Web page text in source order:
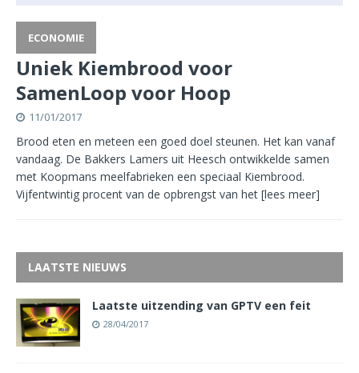
ECONOMIE
Uniek Kiembrood voor
SamenLoop voor Hoop
11/01/2017
Brood eten en meteen een goed doel steunen. Het kan vanaf
vandaag. De Bakkers Lamers uit Heesch ontwikkelde samen
met Koopmans meelfabrieken een speciaal Kiembrood.
Vijfentwintig procent van de opbrengst van het [lees meer]
LAATSTE NIEUWS
Laatste uitzending van GPTV een feit
28/04/2017